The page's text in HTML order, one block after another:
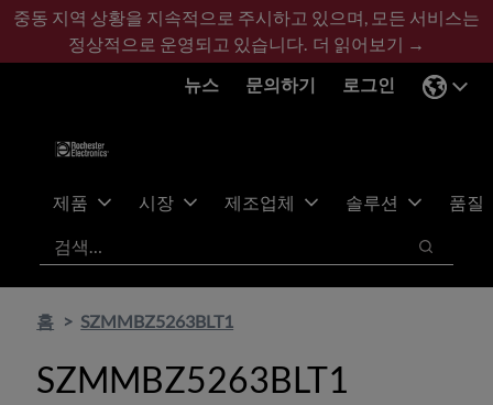
기
콘
바
글
중동 지역 상황을 지속적으로 주시하고 있으며, 모든 서비스는
정상적으로 운영되고 있습니다. 더 읽어보기 →
뉴스
문의하기 로그인
제품 시장 제조업체 솔루션
품질
검색
검색
홈 SZMMBZ5263BLT1
SZMMBZ5263BLT1